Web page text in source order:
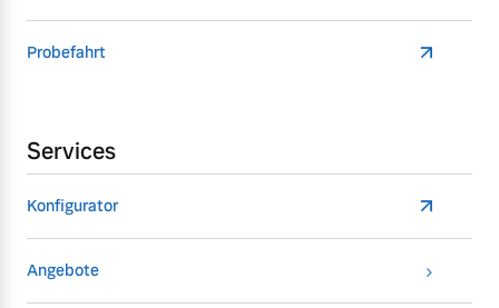
Probefahrt
Services
Konfigurator
Angebote